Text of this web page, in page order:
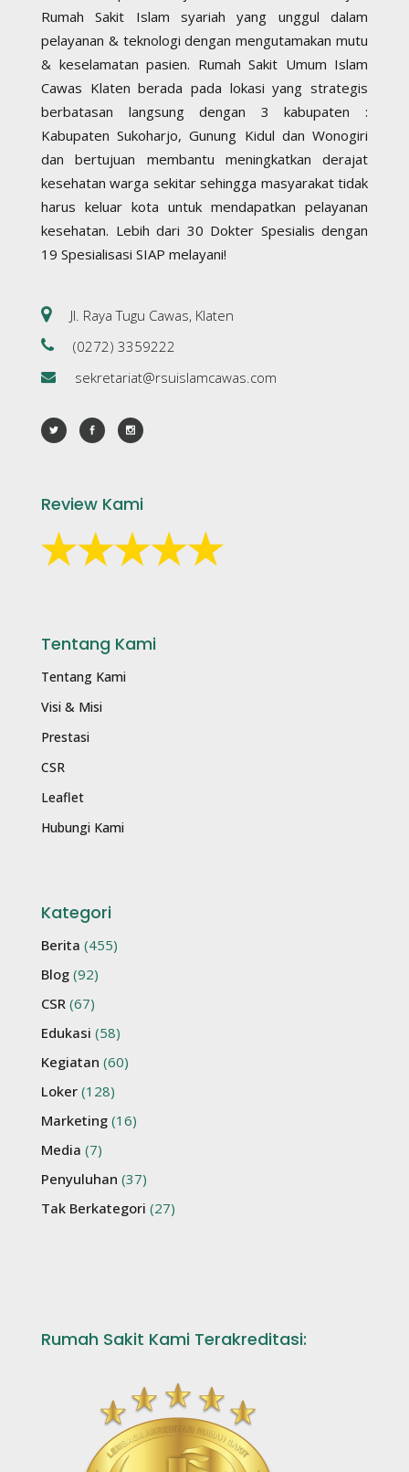
Rumah Sakit Islam syariah yang unggul dalam
pelayanan & teknologi dengan mengutamakan mutu
& keselamatan pasien. Rumah Sakit Umum Islam
Cawas Klaten berada pada lokasi yang strategis
berbatasan langsung dengan 3 kabupaten :
Kabupaten Sukoharjo, Gunung Kidul dan Wonogiri
dan bertujuan membantu meningkatkan derajat
kesehatan warga sekitar sehingga masyarakat tidak
harus keluar kota untuk mendapatkan pelayanan
kesehatan. Lebih dari 30 Dokter Spesialis dengan
19 Spesialisasi SIAP melayani!
Jl. Raya Tugu Cawas, Klaten
(0272) 3359222
sekretariat@rsuislamcawas.com
Review Kami
Tentang Kami
Tentang Kami
Visi & Misi
Prestasi
CSR
Leaflet
Hubungi Kami
Kategori
Berita (455)
Blog (92)
CSR (67)
Edukasi (58)
Kegiatan (60)
Loker (128)
Marketing (16)
Media (7)
Penyuluhan (37)
Tak Berkategori (27)
Rumah Sakit Kami Terakreditasi: